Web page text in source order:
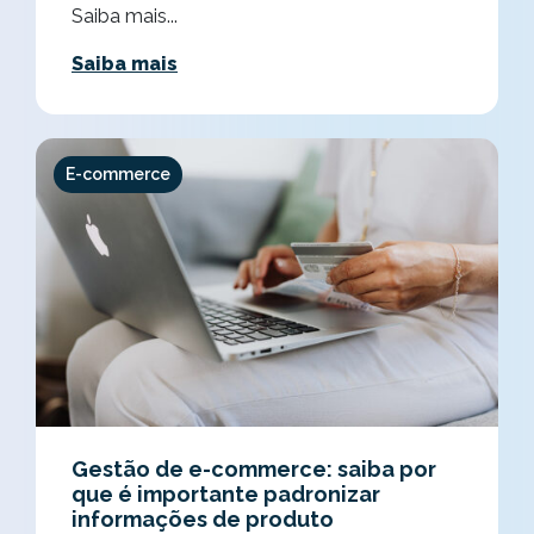
Saiba mais...
Saiba mais
E-commerce
Gestão de e-commerce: saiba por
que é importante padronizar
informações de produto